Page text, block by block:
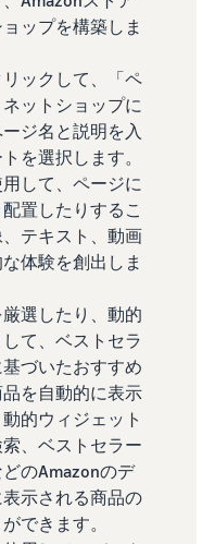
ップを構築しま
リックして、「ペ
ットショップに
ジ名と説明を入
を選択します。
用して、ページに
置したりするこ
テキスト、動画
体験を創出しま
選したり、動的
て、ベストセラ
づいたおすすめ
を自動的に表示
的ウィジェット
、ベストセラー
のAmazonのデ
示される商品の
できます。